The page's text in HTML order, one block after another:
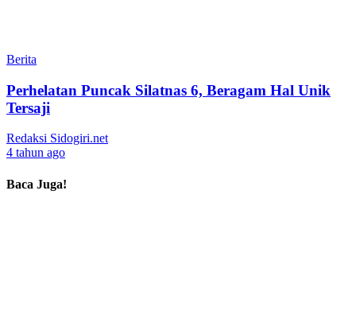
Berita
Perhelatan Puncak Silatnas 6, Beragam Hal Unik
Tersaji
Redaksi Sidogiri.net
4 tahun ago
Baca Juga!